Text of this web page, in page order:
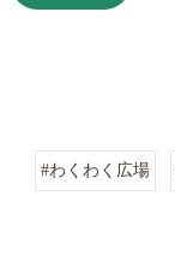
#わくわく広場